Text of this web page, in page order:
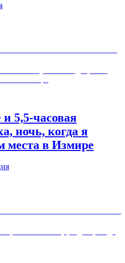
5,5-часовая
ночь, когда я
места в Измире